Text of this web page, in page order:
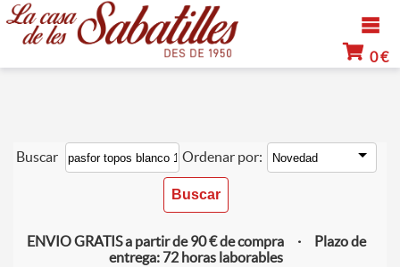
0 €
Buscar Ordenar por:
ENVIO GRATIS a partir de 90 € de compra · Plazo de
entrega: 72 horas laborables